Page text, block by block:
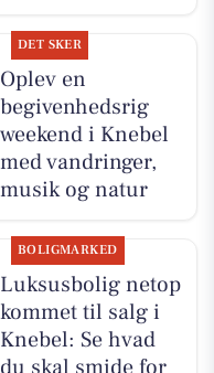
DET SKER
Oplev en
begivenhedsrig
weekend i Knebel
med vandringer,
musik og natur
BOLIGMARKED
Luksusbolig netop
kommet til salg i
Knebel: Se hvad